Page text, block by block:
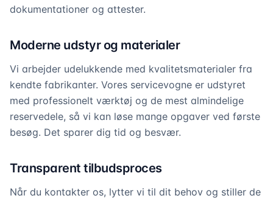
dokumentationer og attester.
Moderne udstyr og materialer
Vi arbejder udelukkende med kvalitetsmaterialer fra
kendte fabrikanter. Vores servicevogne er udstyret
med professionelt værktøj og de mest almindelige
reservedele, så vi kan løse mange opgaver ved første
besøg. Det sparer dig tid og besvær.
Transparent tilbudsproces
Når du kontakter os, lytter vi til dit behov og stiller de